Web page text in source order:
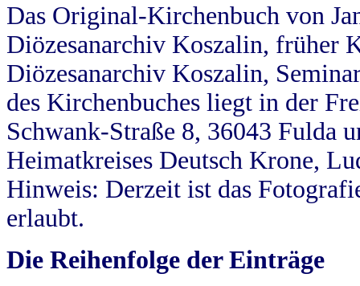
Das Original-Kirchenbuch von
Diözesanarchiv Koszalin, früher
Diözesanarchiv Koszalin,
des Kirchenbuches liegt in der
Schwank-Straße 8, 36043 Fulda
Heimatkreises Deutsch Krone,
Hinweis: Derzeit ist das
erlaubt.
Die Reihenfolge der Einträge